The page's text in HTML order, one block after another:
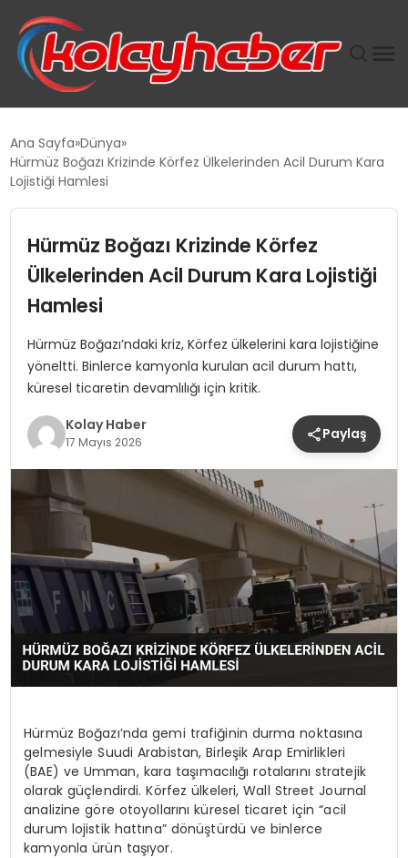
SUWEN’IN İSTIHDAM MODELI EKONOMIDE KADIN
TANYER YAPI ZEMIN MÜHENDISLIĞINDE HEDEF
BÜYÜTTÜ
TOROSLAR’DA PAZAR GERGİNLİĞİ!
Ana Sayfa Dünya
Hürmüz Boğazı Krizinde Körfez Ülkelerinden Acil Durum Kara
Lojistiği Hamlesi
Hürmüz Boğazı Krizinde Körfez
Ülkelerinden Acil Durum Kara Lojistiği
Hamlesi
Hürmüz Boğazı’ndaki kriz, Körfez ülkelerini kara lojistiğine
yöneltti. Binlerce kamyonla kurulan acil durum hattı,
küresel ticaretin devamlılığı için kritik.
Kolay Haber
17 Mayıs 2026 Paylaş
Hürmüz Boğazı’nda gemi trafiğinin durma noktasına
gelmesiyle Suudi Arabistan, Birleşik Arap Emirlikleri
(BAE) ve Umman, kara taşımacılığı rotalarını stratejik
olarak güçlendirdi. Körfez ülkeleri, Wall Street Journal
analizine göre otoyollarını küresel ticaret için “acil
durum lojistik hattına” dönüştürdü ve binlerce
kamyonla ürün taşıyor.